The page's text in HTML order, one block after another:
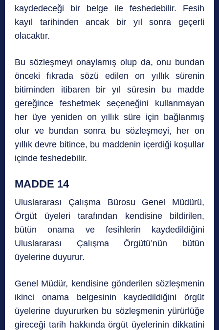
kaydedeceği bir belge ile feshedebilir. Fesih
kayıl tarihinden ancak bir yıl sonra geçerli
olacaktır.
Bu sözleşmeyi onaylamış olup da, onu bundan
önceki fıkrada sözü edilen on yıllık sürenin
bitiminden itibaren bir yıl süresin bu madde
gereğince feshetmek seçeneğini kullanmayan
her üye yeniden on yıllık süre için bağlanmış
olur ve bundan sonra bu sözleşmeyi, her on
yıllık devre bitince, bu maddenin içerdiği koşullar
içinde feshedebilir.
MADDE 14
Uluslararası Çalışma Bürosu Genel Müdürü,
Örgüt üyeleri tarafından kendisine bildirilen,
bütün onama ve fesihlerin kaydedildiğini
Uluslararası Çalışma Örgütü’nün bütün
üyelerine duyurur.
Genel Müdür, kendisine gönderilen sözleşmenin
ikinci onama belgesinin kaydedildiğini örgüt
üyelerine duyururken bu sözleşmenin yürürlüğe
gireceği tarih hakkında örgüt üyelerinin dikkatini